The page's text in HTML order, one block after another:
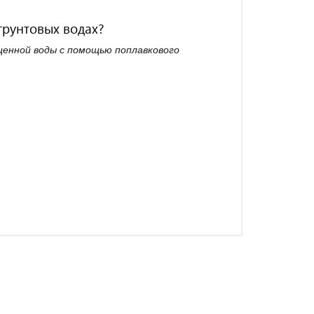
водах?
воды с помощью поплавкового